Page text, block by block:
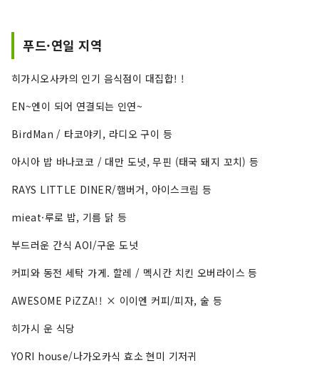
푸드·연일 지역
히가시오사카의 인기 음식점이 대집합! !
EN~엔이 되어 연결되는 인연~
BirdMan / 타코야키, 라디오 구이 등
아시아 밥 바나코코 / 대만 도넛, 무핀 (태국 돼지 꼬치) 등
RAYS LITTLE DINER/햄버거, 아이스크림 등
mieat·루로 밥, 기름 닭 등
부드러운 간식 AOI/구운 도넛
커피와 동전 세탁 가게. 할레 / 멕시칸 치킨 오버라이스 등
AWESOME PiZZA!! × 이이엔 커피/피자, 술 등
히가시 운 식당
YORI house/나가오카식 효소 현미 기저귀